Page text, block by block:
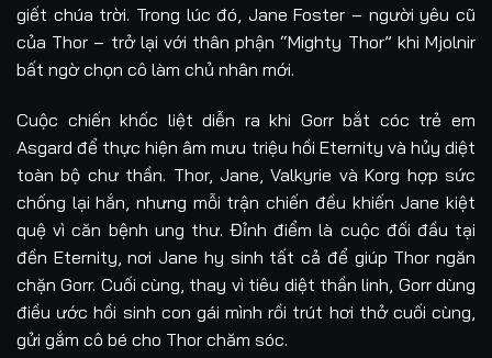
giết chúa trời. Trong lúc đó, Jane Foster – người yêu cũ
của Thor – trở lại với thân phận “Mighty Thor” khi Mjolnir
bất ngờ chọn cô làm chủ nhân mới.
Cuộc chiến khốc liệt diễn ra khi Gorr bắt cóc trẻ em
Asgard để thực hiện âm mưu triệu hồi Eternity và hủy diệt
toàn bộ chư thần. Thor, Jane, Valkyrie và Korg hợp sức
chống lại hắn, nhưng mỗi trận chiến đều khiến Jane kiệt
quệ vì căn bệnh ung thư. Đỉnh điểm là cuộc đối đầu tại
đền Eternity, nơi Jane hy sinh tất cả để giúp Thor ngăn
chặn Gorr. Cuối cùng, thay vì tiêu diệt thần linh, Gorr dùng
điều ước hồi sinh con gái mình rồi trút hơi thở cuối cùng,
gửi gắm cô bé cho Thor chăm sóc.